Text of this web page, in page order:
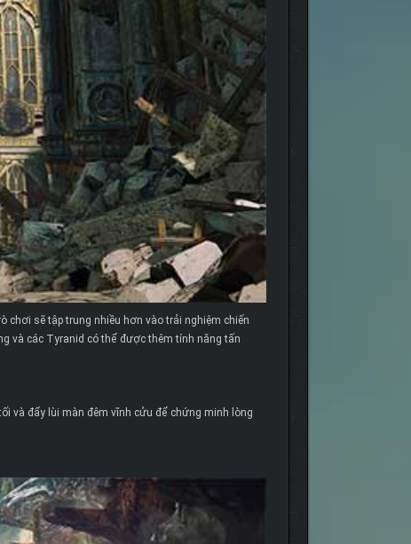
chơi sẽ tập trung nhiều hơn vào trải nghiệm chiến
và các Tyranid có thể được thêm tính năng tấn
và đẩy lùi màn đêm vĩnh cửu để chứng minh lòng